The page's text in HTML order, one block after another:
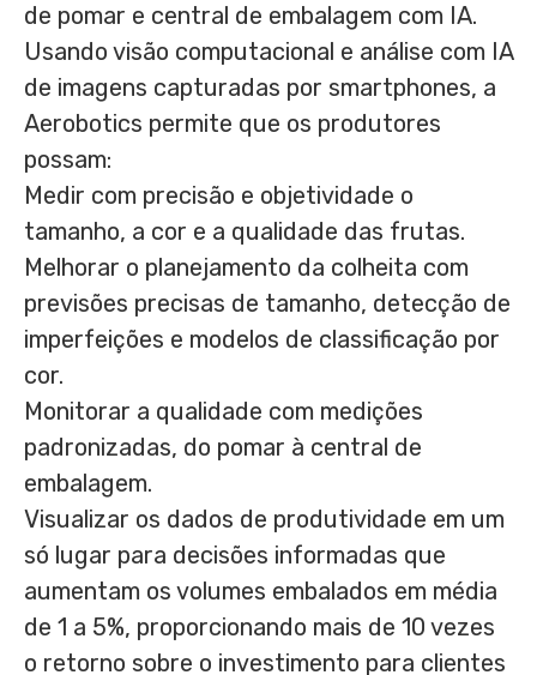
de pomar e central de embalagem com IA.
Usando visão computacional e análise com IA
de imagens capturadas por smartphones, a
Aerobotics permite que os produtores
possam:
Medir com precisão e objetividade o
tamanho, a cor e a qualidade das frutas.
Melhorar o planejamento da colheita com
previsões precisas de tamanho, detecção de
imperfeições e modelos de classificação por
cor.
Monitorar a qualidade com medições
padronizadas, do pomar à central de
embalagem.
Visualizar os dados de produtividade em um
só lugar para decisões informadas que
aumentam os volumes embalados em média
de 1 a 5%, proporcionando mais de 10 vezes
o retorno sobre o investimento para clientes